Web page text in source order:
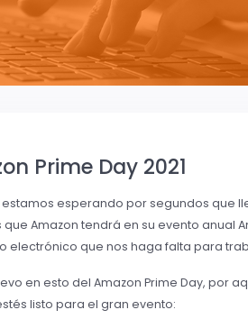
Prime Day 2021
esperando por segundos que
Amazon tendrá en su evento anual
electrónico que nos haga falta para
en esto del Amazon Prime Day, por
listo para el gran evento: